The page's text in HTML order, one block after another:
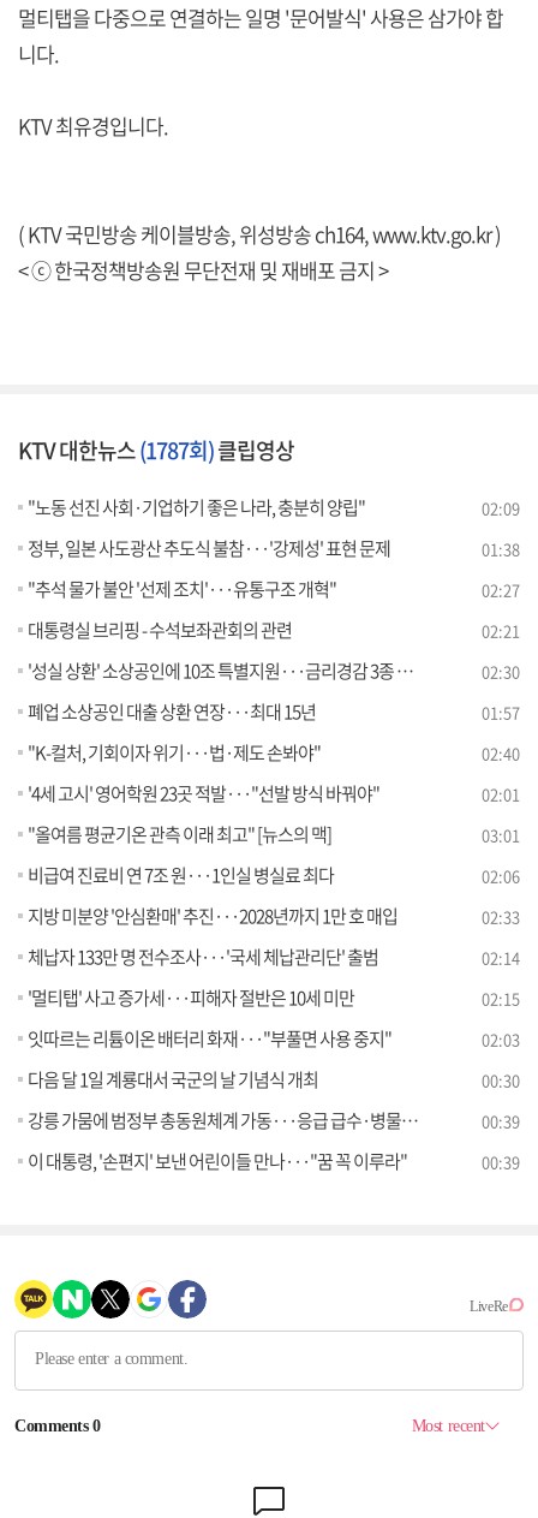
멀티탭을 다중으로 연결하는 일명 '문어발식' 사용은 삼가야 합
니다.
KTV 최유경입니다.
( KTV 국민방송 케이블방송, 위성방송 ch164,www.ktv.go.kr)
< ⓒ 한국정책방송원 무단전재 및 재배포 금지 >
KTV 대한뉴스(1787회)클립영상
"노동 선진 사회·기업하기 좋은 나라, 충분히 양립" 02:09
정부, 일본 사도광산 추도식 불참···'강제성' 표현 문제 01:38
"추석 물가 불안 '선제 조치'···유통구조 개혁" 02:27
대통령실 브리핑 - 수석보좌관회의 관련 02:21
'성실 상환' 소상공인에 10조 특별지원···금리경감 3종 세트 02:30
폐업 소상공인 대출 상환 연장···최대 15년 01:57
"K-컬처, 기회이자 위기···법·제도 손봐야" 02:40
'4세 고시' 영어학원 23곳 적발···"선발 방식 바꿔야" 02:01
"올여름 평균기온 관측 이래 최고" [뉴스의 맥] 03:01
비급여 진료비 연 7조 원···1인실 병실료 최다 02:06
지방 미분양 '안심환매' 추진···2028년까지 1만 호 매입 02:33
체납자 133만 명 전수조사···'국세 체납관리단' 출범 02:14
'멀티탭' 사고 증가세···피해자 절반은 10세 미만 02:15
잇따르는 리튬이온 배터리 화재···"부풀면 사용 중지" 02:03
다음 달 1일 계룡대서 국군의 날 기념식 개최 00:30
강릉 가뭄에 범정부 총동원체계 가동···응급 급수·병물 지원 00:39
이 대통령, '손편지' 보낸 어린이들 만나···"꿈 꼭 이루라" 00:39